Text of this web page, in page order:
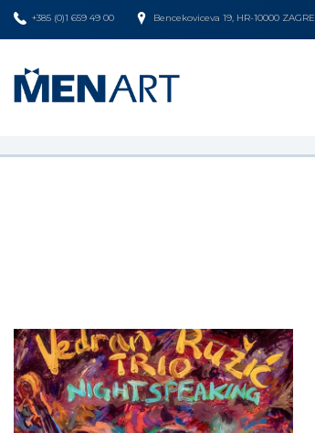
+385 (0)1 659 49 00 Bencekoviceva 19, HR-10000